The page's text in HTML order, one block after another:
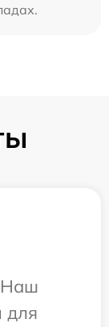
Наш
для